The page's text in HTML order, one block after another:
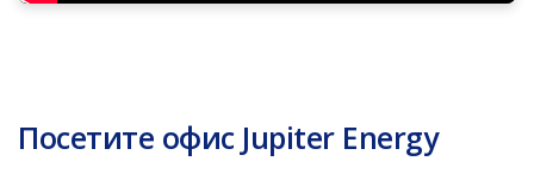
Посетите офис Jupiter Energy